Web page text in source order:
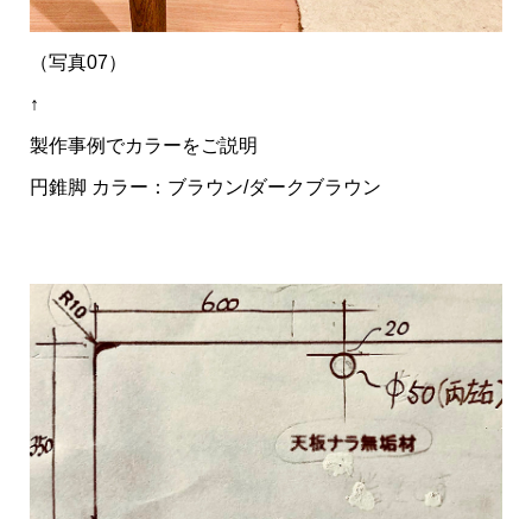
（写真07）
↑
製作事例でカラーをご説明
円錐脚 カラー：ブラウン/ダークブラウン